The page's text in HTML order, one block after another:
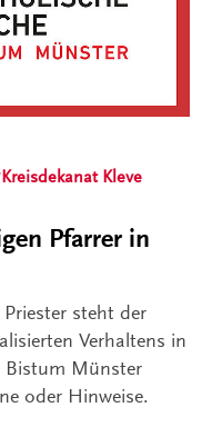
Kreisdekanat Kleve
Pfarrer in
steht der
Verhaltens in
Bistum Münster
oder Hinweise.